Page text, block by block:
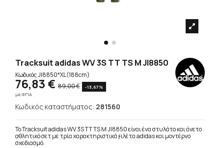
Tracksuit adidas WV 3S TT TS M JI8850
ΚωδικόςJI8850*XL(188cm)
76,83 € 89,00 €
-13,67%
με ΦΠΑ
Κωδικός καταστήματος: 281560
Το Tracksuit adidas WV 3S TT TS M JI8850 είναι ένα στυλάτο και άνετο
αθλητικό σετ με τρία χαρακτηριστικά ϝιλέτα adidas και μοντέρνο
σχεδιασμό.